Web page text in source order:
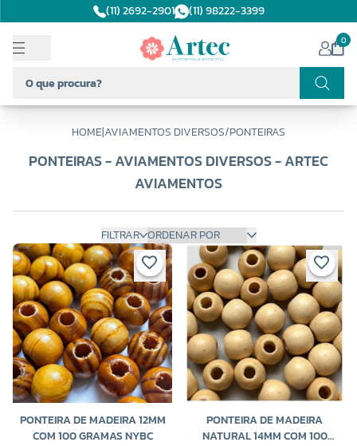
(11) 2692-2901 (11) 98222-3399
0
HOME|AVIAMENTOS DIVERSOS/PONTEIRAS
PONTEIRAS - AVIAMENTOS DIVERSOS - ARTEC
AVIAMENTOS
FILTRAR
PONTEIRA DE MADEIRA 12MM
COM 100 GRAMAS NYBC
PONTEIRA DE MADEIRA
NATURAL 14MM COM 100